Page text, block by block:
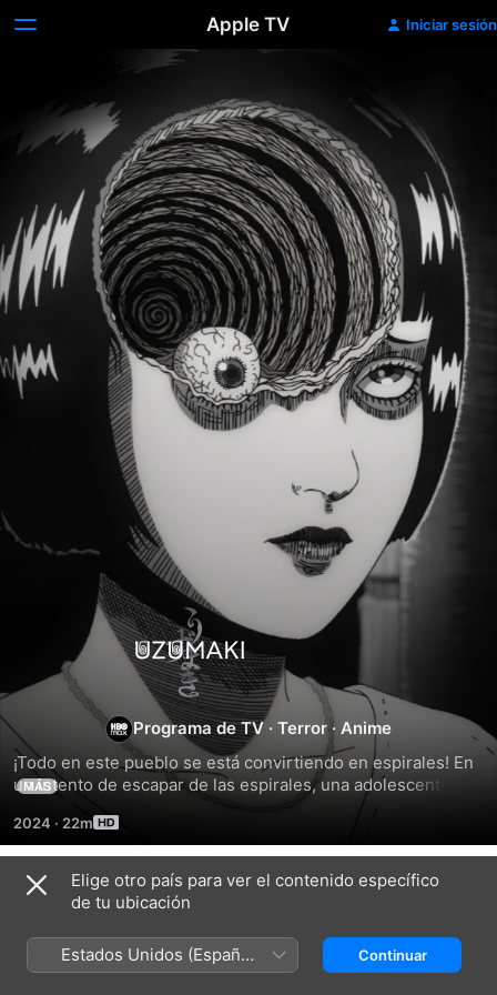
Apple TV Iniciar sesión
Uzumaki
Programa de TV · Terror · Anime
¡Todo en este pueblo se está convirtiendo en espirales! En
un intento de escapar de las espirales, una adolescente,
Kirie, decide abandonar su pueblo natal, pero ¿podrá
lograrlo? ¡Una obra maestra del manga de terror se
transforma por fin en anime!
MÁS
2024 · 22m
Temporada 1
Elige otro país para ver el contenido específico
de tu ubicación
Estados Unidos (Español
México)
Continuar